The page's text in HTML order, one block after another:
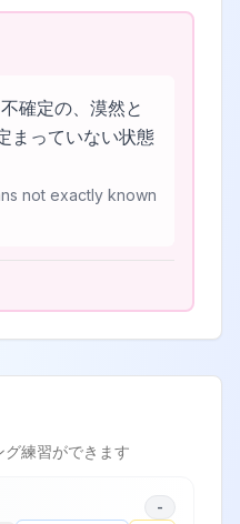
確定の、漠然と
まっていない状態
not exactly known
練習ができます
-